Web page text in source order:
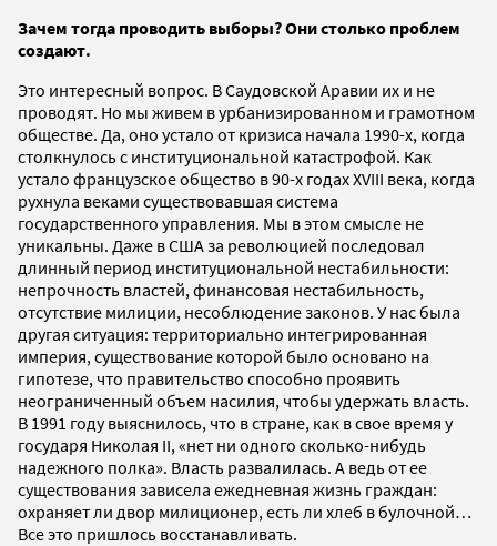
Зачем тогда проводить выборы? Они столько проблем
создают.
Это интересный вопрос. В Саудовской Аравии их и не
проводят. Но мы живем в урбанизированном и грамотном
обществе. Да, оно устало от кризиса начала 1990-х, когда
столкнулось с институциональной катастрофой. Как
устало французское общество в 90-х годах XVIII века, когда
рухнула веками существовавшая система
государственного управления. Мы в этом смысле не
уникальны. Даже в США за революцией последовал
длинный период институциональной нестабильности:
непрочность властей, финансовая нестабильность,
отсутствие милиции, несоблюдение законов. У нас была
другая ситуация: территориально интегрированная
империя, существование которой было основано на
гипотезе, что правительство способно проявить
неограниченный объем насилия, чтобы удержать власть.
В 1991 году выяснилось, что в стране, как в свое время у
государя Николая II, «нет ни одного сколько-нибудь
надежного полка». Власть развалилась. А ведь от ее
существования зависела ежедневная жизнь граждан:
охраняет ли двор милиционер, есть ли хлеб в булочной…
Все это пришлось восстанавливать.